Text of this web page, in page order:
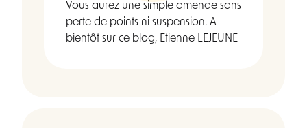
Vous aurez une simple amende sans
perte de points ni suspension. A
bientôt sur ce blog, Etienne LEJEUNE